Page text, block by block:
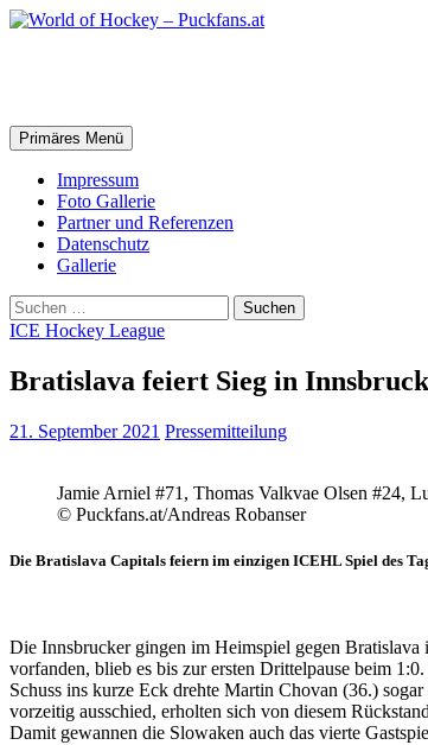
Zum
Suchen
Primäres Menü
Impressum
Foto Gallerie
Partner und Referenzen
Datenschutz
Gallerie
Suchen
nach:
ICE Hockey League
Bratislava feiert Sieg in Innsbruck
21. September 2021 Pressemitteilung
Jamie Arniel #71, Thomas Valkvae Olsen #24,
© Puckfans.at/Andreas Robanser
Die Bratislava Capitals feiern im einzigen ICEHL Spiel des
Die Innsbrucker gingen im Heimspiel gegen
vorfanden, blieb es bis zur ersten Drittelpause beim
Schuss ins kurze Eck drehte Martin Chovan (36.)
vorzeitig ausschied, erholten sich von diesem
Damit gewannen die Slowaken auch das vierte